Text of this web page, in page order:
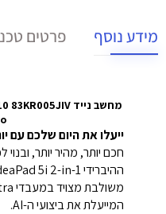
מידע נוסף פרטים
ייעלו את היום שלכם עם
חכם יותר, מהיר יותר,
המייעלת את ביצועי ה-AI.